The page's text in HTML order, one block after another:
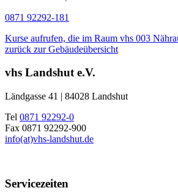
0871 92292-181
Kurse aufrufen, die im Raum vhs 003
zurück zur Gebäudeübersicht
vhs Landshut e.V.
Ländgasse 41 | 84028 Landshut
Tel 0871 92292-0
Fax 0871 92292-900
info(at)vhs-landshut.de
Servicezeiten